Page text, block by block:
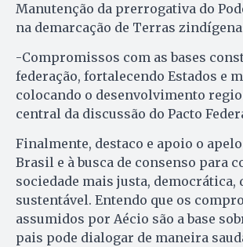
Manutenção da prerrogativa do
na demarcação de Terras
-Compromissos com as bases
federação, fortalecendo Estados e
colocando o desenvolvimento
central da discussão do Pacto
Finalmente, destaco e apoio o
Brasil e à busca de consenso para
sociedade mais justa, democrática,
sustentável. Entendo que os
assumidos por Aécio são a base
pais pode dialogar de maneira